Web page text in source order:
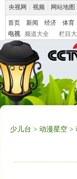
央视网 视频 网站地图
首页 新闻 经济 体育
电视
频道大全 栏目
少儿台 > 动漫星空 >